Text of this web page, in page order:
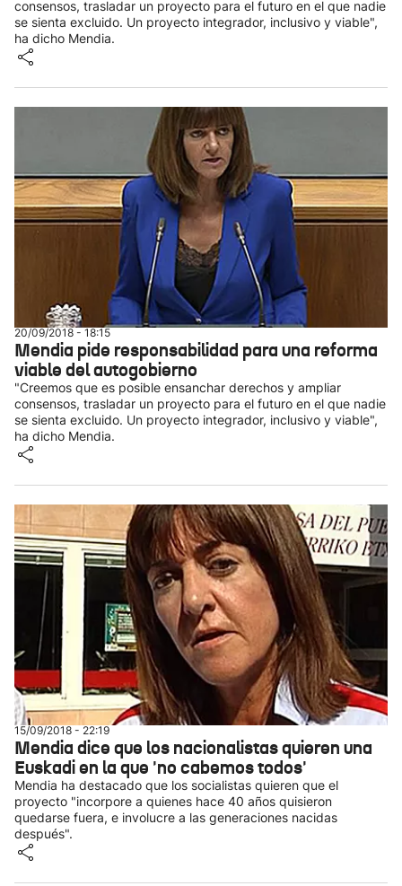
consensos, trasladar un proyecto para el futuro en el que nadie
se sienta excluido. Un proyecto integrador, inclusivo y viable",
ha dicho Mendia.
20/09/2018 - 18:15
Mendia pide responsabilidad para una reforma
viable del autogobierno
"Creemos que es posible ensanchar derechos y ampliar
consensos, trasladar un proyecto para el futuro en el que nadie
se sienta excluido. Un proyecto integrador, inclusivo y viable",
ha dicho Mendia.
15/09/2018 - 22:19
Mendia dice que los nacionalistas quieren una
Euskadi en la que 'no cabemos todos'
Mendia ha destacado que los socialistas quieren que el
proyecto "incorpore a quienes hace 40 años quisieron
quedarse fuera, e involucre a las generaciones nacidas
después".